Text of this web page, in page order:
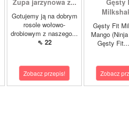
Zupa jarzynowa z...
Gotujemy ją na dobrym
rosole wołowo-
drobiowym z naszego...
⇖ 22
Zobacz przepis!
Gęsty
Gęsty Fit
Mango
Gęsty Fit...
Zobacz